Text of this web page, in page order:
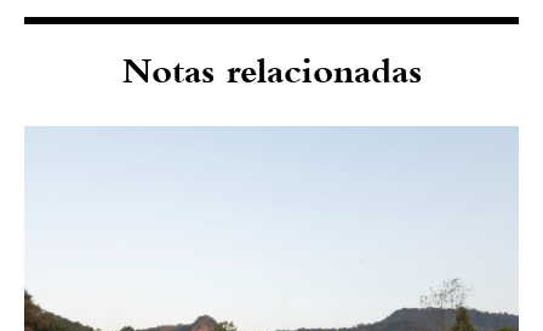
Notas relacionadas